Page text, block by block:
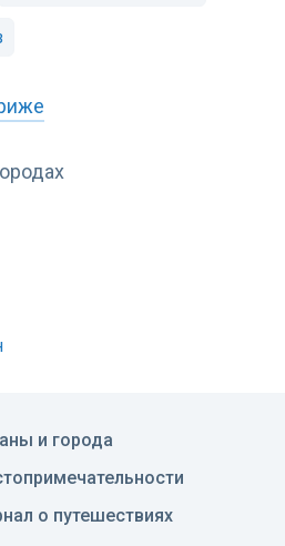
и города
о путешествиях